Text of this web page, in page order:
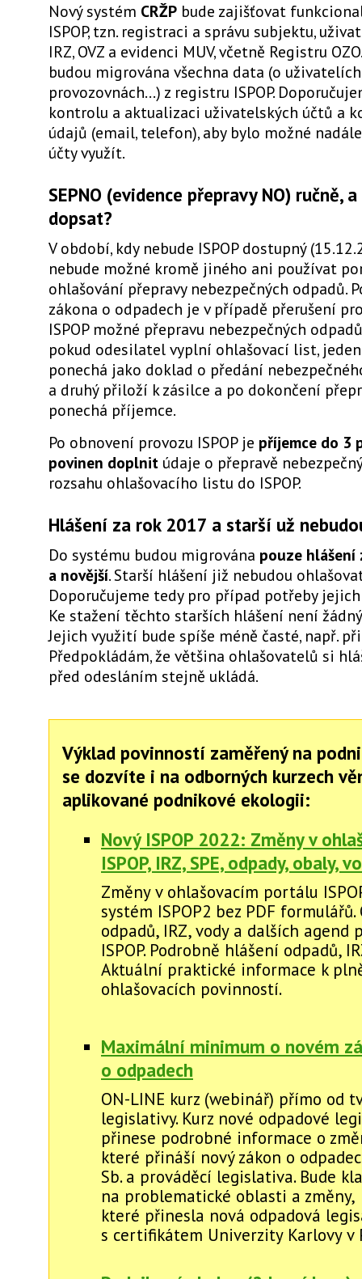
Nový systém CRŽP bude zajišťovat
ISPOP, tzn. registraci a správu subjektu,
IRZ, OVZ a evidenci MUV, včetně Registru
budou migrována všechna data (o
provozovnách...) z registru ISPOP.
kontrolu a aktualizaci uživatelských účtů a
údajů (email, telefon), aby bylo možné
účty využít.
SEPNO (evidence přepravy NO) ručně,
dopsat?
V období, kdy nebude ISPOP dostupný
nebude možné kromě jiného ani používat
ohlašování přepravy nebezpečných odpadů.
zákona o odpadech je v případě přerušení
ISPOP možné přepravu nebezpečných
pokud odesilatel vyplní ohlašovací list,
ponechá jako doklad o předání
a druhý přiloží k zásilce a po dokončení
ponechá příjemce.
Po obnovení provozu ISPOP je příjemce do 3
povinen doplnit údaje o přepravě
rozsahu ohlašovacího listu do ISPOP.
Hlášení za rok 2017 a starší už
Do systému budou migrována pouze hlášení
a novější. Starší hlášení již nebudou
Doporučujeme tedy pro případ potřeby
Ke stažení těchto starších hlášení není
Jejich využití bude spíše méně časté, např.
Předpokládám, že většina ohlašovatelů si
před odesláním stejně ukládá.
Výklad povinností zaměřený na
se dozvíte i na odborných kurzech
aplikované podnikové ekologii:
Nový ISPOP 2022: Změny v
ISPOP, IRZ, SPE, odpady, obaly,
Změny v ohlašovacím portálu
systém ISPOP2 bez PDF
odpadů, IRZ, vody a dalších agend
ISPOP. Podrobně hlášení odpadů,
Aktuální praktické informace k
ohlašovacích povinností.
Maximální minimum o novém
o odpadech
ON-LINE kurz (webinář) přímo od
legislativy. Kurz nové odpadové
přinese podrobné informace o
které přináší nový zákon o
Sb. a prováděcí legislativa. Bude
na problematické oblasti a změny,
které přinesla nová odpadová
s certifikátem Univerzity Karlovy v